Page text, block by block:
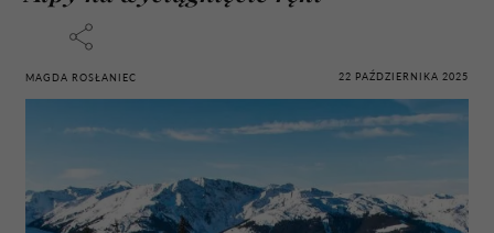
MAGDA ROSŁANIEC 22 PAŹDZIERNIKA 2025